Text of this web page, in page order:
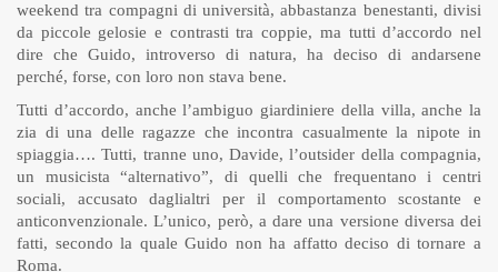
weekend tra compagni di università, abbastanza benestanti, divisi
da piccole gelosie e contrasti tra coppie, ma tutti d’accordo nel
dire che Guido, introverso di natura, ha deciso di andarsene
perché, forse, con loro non stava bene.
Tutti d’accordo, anche l’ambiguo giardiniere della villa, anche la
zia di una delle ragazze che incontra casualmente la nipote in
spiaggia…. Tutti, tranne uno, Davide, l’outsider della compagnia,
un musicista “alternativo”, di quelli che frequentano i centri
sociali, accusato daglialtri per il comportamento scostante e
anticonvenzionale. L’unico, però, a dare una versione diversa dei
fatti, secondo la quale Guido non ha affatto deciso di tornare a
Roma.